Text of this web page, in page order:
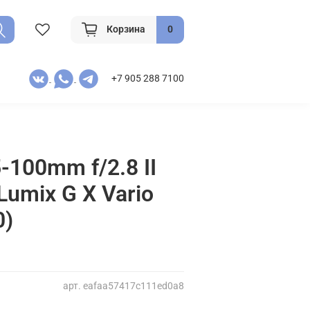
Корзина 0
+7 905 288 7100
арт. eafaa57417c111ed0a8
100mm f/2.8 II
G X Vario